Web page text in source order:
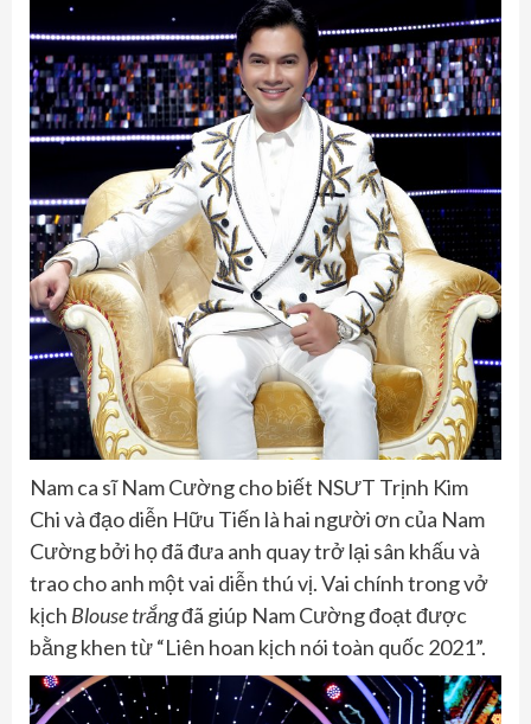
Nam ca sĩ Nam Cường cho biết NSƯT Trịnh Kim
Chi và đạo diễn Hữu Tiến là hai người ơn của Nam
Cường bởi họ đã đưa anh quay trở lại sân khấu và
trao cho anh một vai diễn thú vị. Vai chính trong vở
kịch Blouse trắngđã giúp Nam Cường đoạt được
bằng khen từ “Liên hoan kịch nói toàn quốc 2021”.